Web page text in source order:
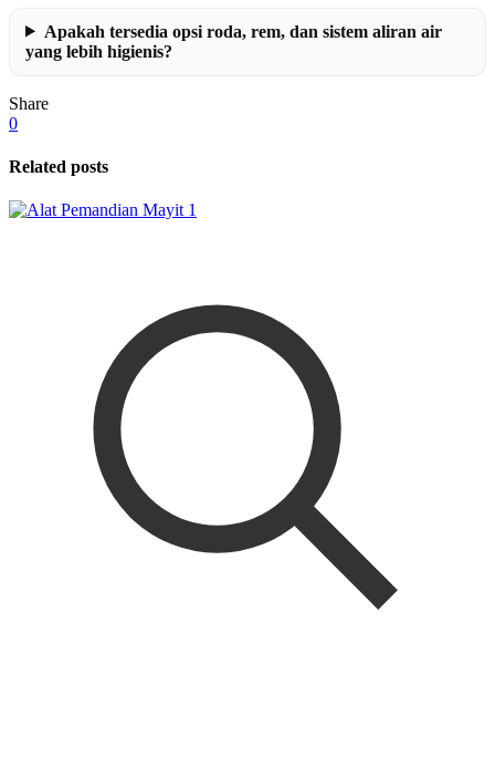
Apakah tersedia opsi roda, rem, dan sistem aliran air
yang lebih higienis?
Share
0
Related posts